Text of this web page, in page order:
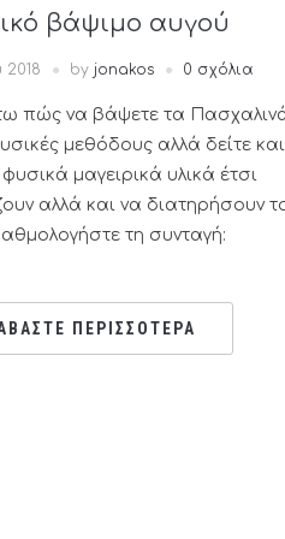
βάψιμο αυγού
2018 by jonakos 0 σχόλια
πώς να βάψετε τα
μεθόδους αλλά δείτε και
μαγειρικά υλικά έτσι
αλλά και να διατηρήσουν
τη συνταγή:
ΠΕΡΙΣΣΟΤΕΡΑ